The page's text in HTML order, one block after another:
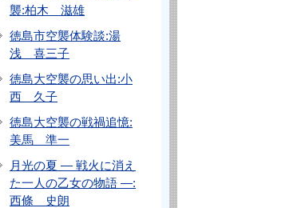
襲:柏木 滋雄
徳島市空襲体験談:湯
浅 喜三子
徳島大空襲の思い出:小
西 久子
徳島大空襲の戦禍追憶:
美馬 準一
月光の夏 ― 戦火に消え
た一人の乙女の物語 ―:
西條 史朗